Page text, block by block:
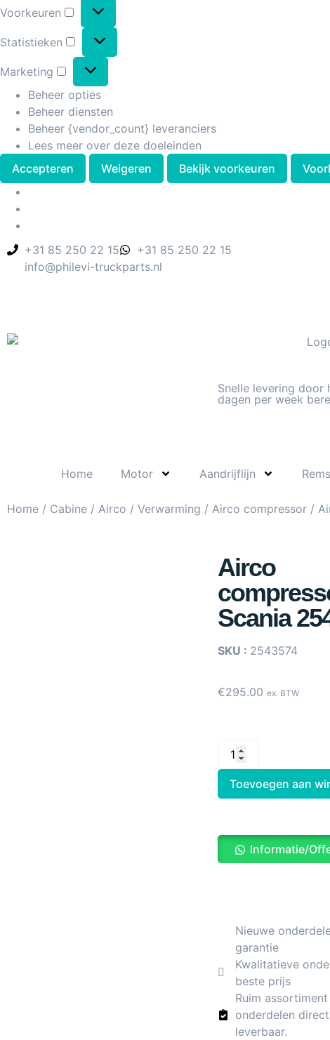
Voorkeuren
Statistieken
Marketing
Beheer opties
Beheer diensten
Beheer {vendor_count} leveranciers
Lees meer over deze doeleinden
Accepteren
Weigeren Bekijk voorkeuren
+31 85 250 22 15
+31 85 250 22 15
info@philevi-truckparts.nl
Snelle levering door
dagen per week
Home Motor Aandrijflijn
Home / Cabine / Airco / Verwarming / Airco compressor /
Airco
Scania
SKU : 2543574
€295.00 ex. BTW
Toevoegen aan
Informatie/
Nieuwe
garantie
Kwalitatieve
beste prijs
Ruim
onderdelen
leverbaar.